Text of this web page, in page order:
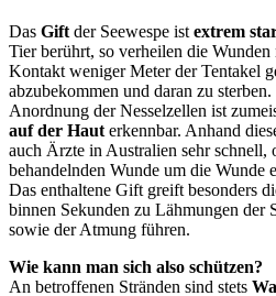
Das Gift der Seewespe ist extrem
Tier berührt, so verheilen die
Kontakt weniger Meter der Tentakel
abzubekommen und daran zu
Anordnung der Nesselzellen ist
auf der Haut erkennbar. Anhand
auch Ärzte in Australien sehr schnell,
behandelnden Wunde um die Wunde
Das enthaltene Gift greift besonders
binnen Sekunden zu Lähmungen der
sowie der Atmung führen.
Wie kann man sich also schützen?
An betroffenen Stränden sind stets